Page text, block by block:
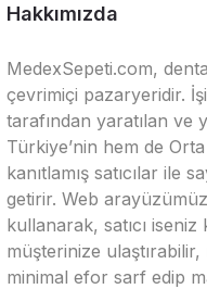
Hakkımızda
MedexSepeti.com,
çevrimiçi pazaryeridir.
tarafından yaratılan
Türkiye’nin hem de
kanıtlamış satıcılar ile
getirir. Web
kullanarak, satıcı
müşterinize ulaştırabilir,
minimal efor sarf edip